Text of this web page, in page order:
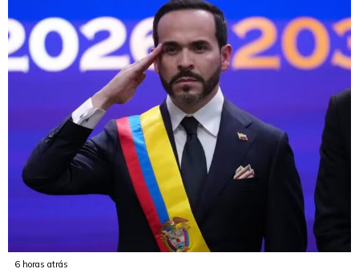
6 horas atrás